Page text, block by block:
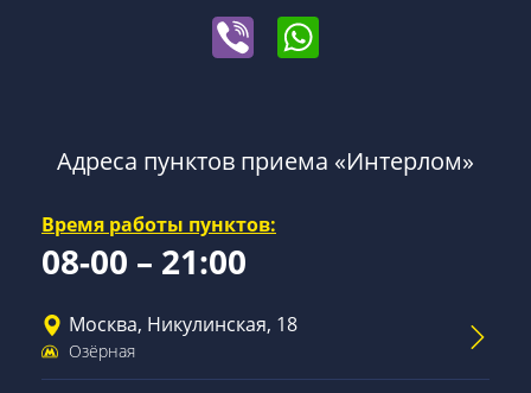
Адреса пунктов приема «Интерлом»
Время работы пунктов:
08-00 – 21:00
Москва, Никулинская, 18
Озёрная